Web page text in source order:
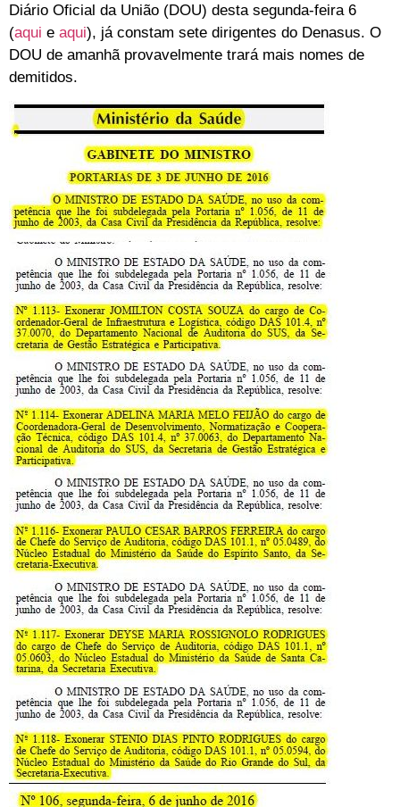
Diário Oficial da União (DOU) desta segunda-feira 6
(aqui e aqui), já constam sete dirigentes do Denasus. O
DOU de amanhã provavelmente trará mais nomes de
demitidos.